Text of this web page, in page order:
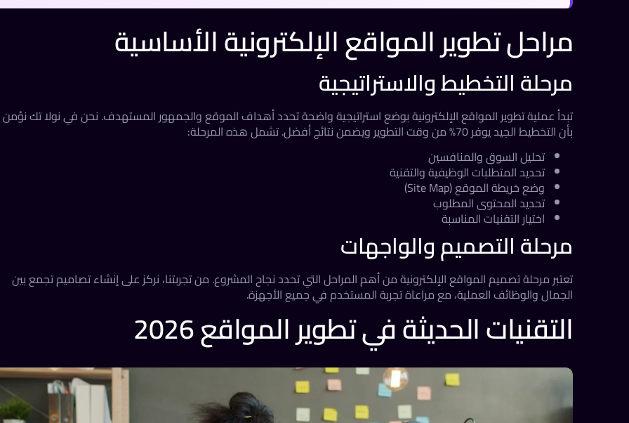
مراحل تطوير المواقع الإلكترونية الأساسية
مرحلة التخطيط والاستراتيجية
تبدأ عملية تطوير المواقع الإلكترونية بوضع استراتيجية واضحة تحدد أهداف الموقع والجمهور المستهدف. نحن في نولا تك نؤمن
بأن التخطيط الجيد يوفر 70% من وقت التطوير ويضمن نتائج أفضل. تشمل هذه المرحلة:
تحليل السوق والمنافسين
تحديد المتطلبات الوظيفية والتقنية
وضع خريطة الموقع (Site Map)
تحديد المحتوى المطلوب
اختيار التقنيات المناسبة
مرحلة التصميم والواجهات
تعتبر مرحلة تصميم المواقع الإلكترونية من أهم المراحل التي تحدد نجاح المشروع. من تجربتنا، نركز على إنشاء تصاميم تجمع بين
الجمال والوظائف العملية، مع مراعاة تجربة المستخدم في جميع الأجهزة.
التقنيات الحديثة في تطوير المواقع 2026